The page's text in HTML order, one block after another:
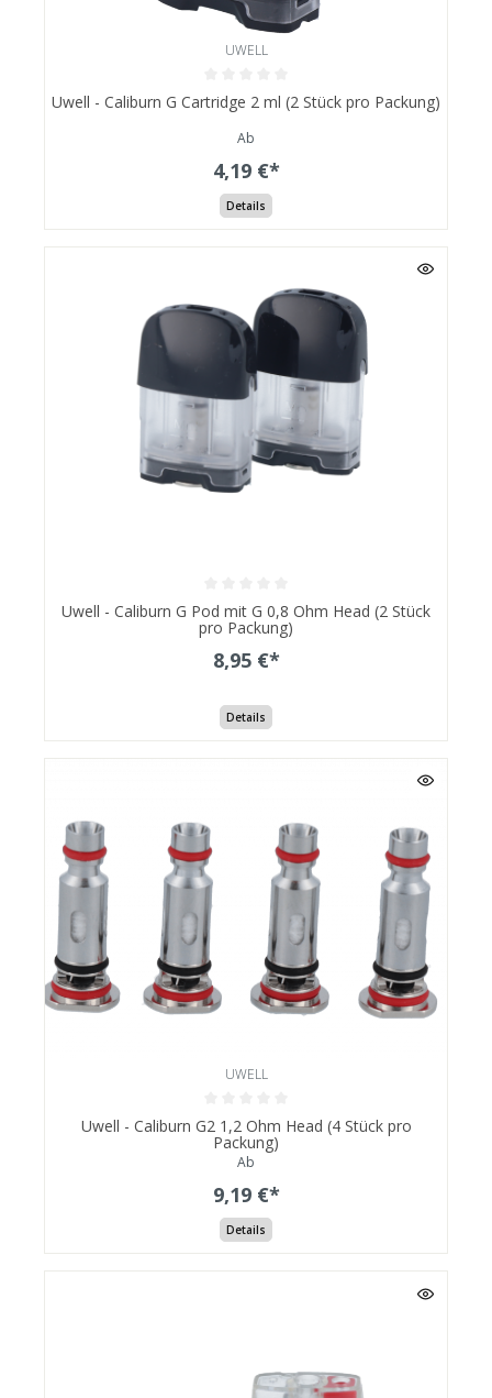
UWELL
Uwell - Caliburn G Cartridge 2 ml (2 Stück pro Packung)
Ab
4,19 €*
Details
Uwell - Caliburn G Pod mit G 0,8 Ohm Head (2 Stück
pro Packung)
8,95 €*
Details
UWELL
Uwell - Caliburn G2 1,2 Ohm Head (4 Stück pro
Packung)
Ab
9,19 €*
Details